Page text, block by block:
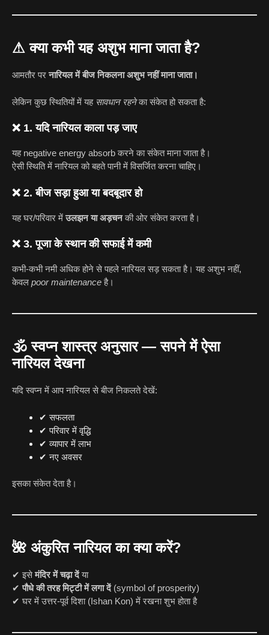
⚠ क्या कभी यह अशुभ माना जाता है?
आमतौर परनारियल में बीज निकलना अशुभ नहीं माना जाता।
लेकिन कुछ स्थितियों में यह सावधान रहनेका संकेत हो सकता है:
❌ 1. यदि नारियल काला पड़ जाए
यह negative energy absorb करने का संकेत माना जाता है।
ऐसी स्थिति में नारियल को बहते पानी में विसर्जित करना चाहिए।
❌ 2. बीज सड़ा हुआ या बदबूदार हो
यह घर/परिवार मेंउलझन या अड़चनकी ओर संकेत करता है।
❌ 3. पूजा के स्थान की सफाई में कमी
कभी-कभी नमी अधिक होने से पहले नारियल सड़ सकता है। यह अशुभ नहीं,
केवल poor maintenanceहै।
🕉 स्वप्न शास्त्र अनुसार — सपने में ऐसा
नारियल देखना
यदि स्वप्न में आप नारियल से बीज निकलते देखें:
✔ सफलता
✔ परिवार में वृद्धि
✔ व्यापार में लाभ
✔ नए अवसर
इसका संकेत देता है।
🌺 अंकुरित नारियल का क्या करें?
✔ इसेमंदिर में चढ़ा देंया
✔पौधे की तरह मिट्टी में लगा दें(symbol of prosperity)
✔ घर में उत्तर-पूर्व दिशा (Ishan Kon) में रखना शुभ होता है